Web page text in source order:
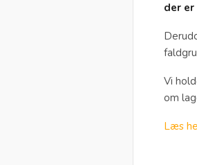
der
Vi
om
Læs